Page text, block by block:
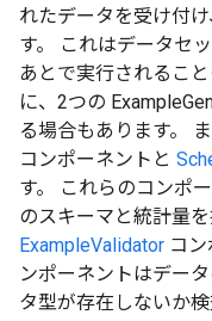
れたデータを受け付
す。 これはデータセ
あとで実行されるこ
に、2つの
る場合もあります。
コンポーネントと
す。 これらのコンポ
のスキーマと統計量
ExampleValidator コ
ンポーネントはデー
タ型が存在しないか